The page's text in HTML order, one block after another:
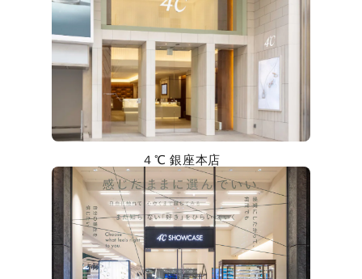
カテゴリー すべてのジュエリー
４℃ 銀座本店